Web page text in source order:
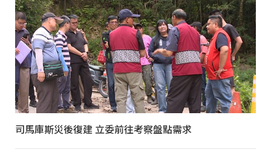
司馬庫斯災後復建 立委前往考察盤點需求